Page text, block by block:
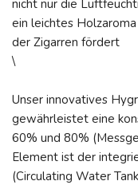
nicht nur die
ein leichtes
der Zigarren fördert
\
Unser innovatives
gewährleistet eine
60% und 80%
Element ist der
(Circulating Water